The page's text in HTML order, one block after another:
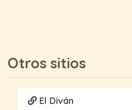
Otros sitios
El Diván